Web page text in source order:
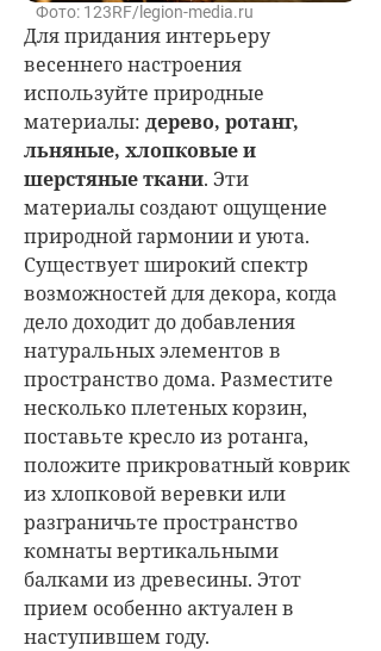
Фото: 123RF/legion-media.ru
Для придания интерьеру
весеннего настроения
используйте природные
материалы: дерево, ротанг,
льняные, хлопковые и
шерстяные ткани. Эти
материалы создают ощущение
природной гармонии и уюта.
Существует широкий спектр
возможностей для декора, когда
дело доходит до добавления
натуральных элементов в
пространство дома. Разместите
несколько плетеных корзин,
поставьте кресло из ротанга,
положите прикроватный коврик
из хлопковой веревки или
разграничьте пространство
комнаты вертикальными
балками из древесины. Этот
прием особенно актуален в
наступившем году.